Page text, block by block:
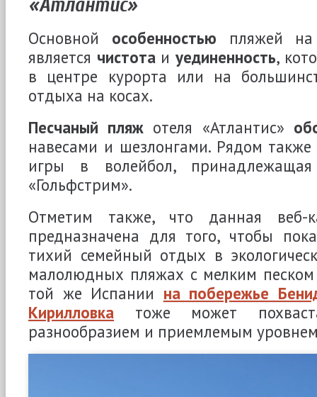
Основной особенностью пляжей
является чистотаиуединенность,
в центре курорта или на
отдыха на косах.
Песчаный пляж отеля «Атлантис»
навесами и шезлонгами. Рядом
игры в волейбол,
«Гольфстрим».
Отметим также, что данная веб-
предназначена для того, чтобы
тихий семейный отдых в
малолюдных пляжах с мелким
той же Испании на побережье
Кирилловка тоже может
разнообразием и приемлемым